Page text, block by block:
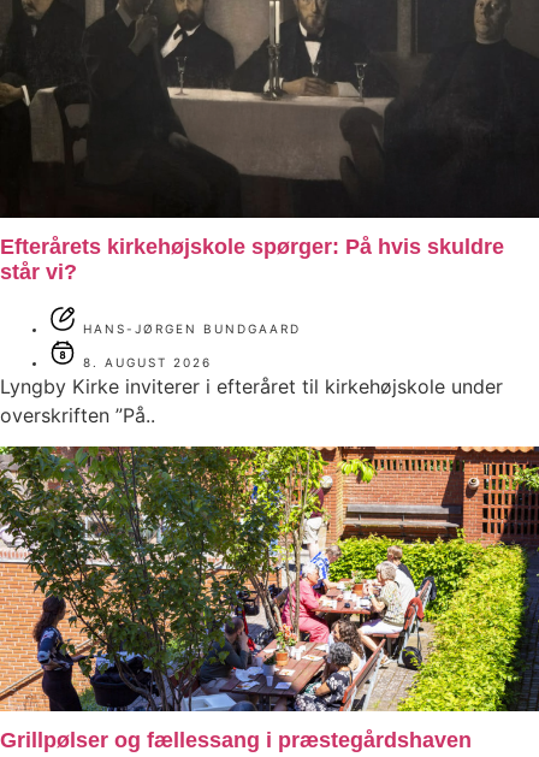
Efterårets kirkehøjskole spørger: På hvis skuldre
står vi?
HANS-JØRGEN BUNDGAARD
8. AUGUST 2026
Lyngby Kirke inviterer i efteråret til kirkehøjskole under
overskriften ”På..
Grillpølser og fællessang i præstegårdshaven